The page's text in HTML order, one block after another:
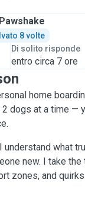
8 volte
Di solito risponde
entro circa 7 ore
home
dogs at a time —
what
new. I take
zones, and